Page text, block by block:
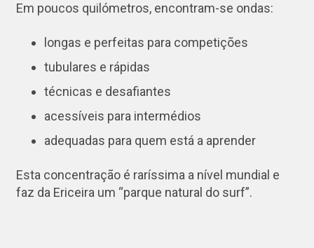
Em poucos quilómetros, encontram-se ondas:
longas e perfeitas para competições
tubulares e rápidas
técnicas e desafiantes
acessíveis para intermédios
adequadas para quem está a aprender
Esta concentração é raríssima a nível mundial e
faz da Ericeira um “parque natural do surf”.